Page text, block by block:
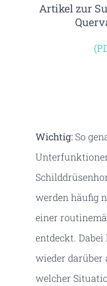
Artikel zur
Wichtig:So
werden häufig
einer
entdeckt.
wieder darüber
welcher